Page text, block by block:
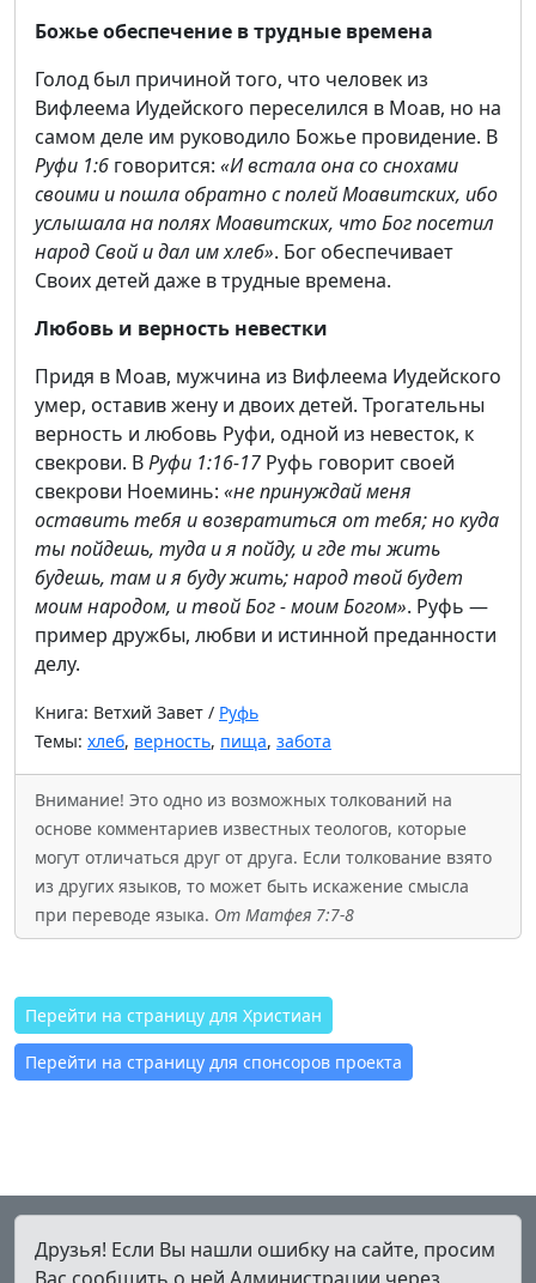
Божье обеспечение в трудные времена
Голод был причиной того, что человек из
Вифлеема Иудейского переселился в Моав, но на
самом деле им руководило Божье провидение. В
Руфи 1:6 говорится: «И встала она со снохами
своими и пошла обратно с полей Моавитских, ибо
услышала на полях Моавитских, что Бог посетил
народ Свой и дал им хлеб». Бог обеспечивает
Своих детей даже в трудные времена.
Любовь и верность невестки
Придя в Моав, мужчина из Вифлеема Иудейского
умер, оставив жену и двоих детей. Трогательны
верность и любовь Руфи, одной из невесток, к
свекрови. ВРуфи 1:16-17 Руфь говорит своей
свекрови Ноеминь: «не принуждай меня
оставить тебя и возвратиться от тебя; но куда
ты пойдешь, туда и я пойду, и где ты жить
будешь, там и я буду жить; народ твой будет
моим народом, и твой Бог - моим Богом». Руфь —
пример дружбы, любви и истинной преданности
делу.
Книга: Ветхий Завет / Руфь
Темы: хлеб, верность, пища, забота
Внимание! Это одно из возможных толкований на
основе комментариев известных теологов, которые
могут отличаться друг от друга. Если толкование взято
из других языков, то может быть искажение смысла
при переводе языка. От Матфея 7:7-8
Перейти на страницу для Христиан
Перейти на страницу для спонсоров проекта
Друзья! Если Вы нашли ошибку на сайте, просим